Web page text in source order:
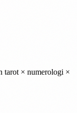
tarot × numerologi ×